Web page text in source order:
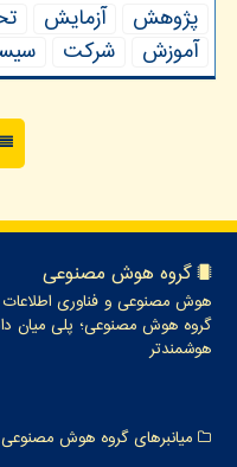
پژوهش آزمایش
آموزش
شركت
گروه هوش مصنوعی
هوش مصنوعی و فناوری اطلاعات
گروه هوش مصنوعی؛ پلی میان
هوشمندتر
میانبرهای گروه هوش مصنوعی